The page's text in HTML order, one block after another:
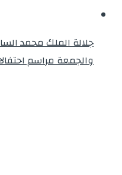
جلالة الملك محمد
والجمعة مراسم